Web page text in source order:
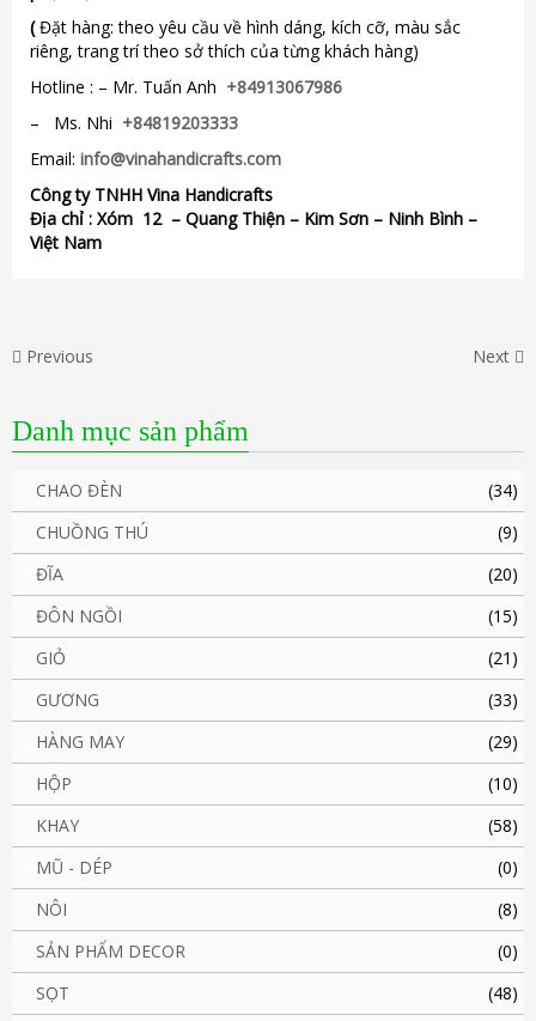
(Đặt hàng: theo yêu cầu về hình dáng, kích cỡ, màu sắc
riêng, trang trí theo sở thích của từng khách hàng)
Hotline : – Mr. Tuấn Anh +84913067986
– Ms. Nhi +84819203333
Email: info@vinahandicrafts.com
Công ty TNHH Vina Handicrafts
Địa chỉ : Xóm 12– Quang Thiện – Kim Sơn – Ninh Bình –
Việt Nam
Previous Next
Danh mục sản phẩm
CHAO ĐÈN
(34)
CHUỒNG THÚ
(9)
ĐĨA
(20)
ĐÔN NGỒI
(15)
GIỎ
(21)
GƯƠNG
(33)
HÀNG MAY
(29)
HỘP
(10)
KHAY
(58)
MŨ - DÉP
(0)
NÔI
(8)
SẢN PHẨM DECOR
(0)
SỌT
(48)